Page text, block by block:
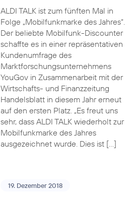
ALDI TALK ist zum fünften Mal in
Folge „Mobilfunkmarke des Jahres“.
Der beliebte Mobilfunk-Discounter
schaffte es in einer repräsentativen
Kundenumfrage des
Marktforschungsunternehmens
YouGov in Zusammenarbeit mit der
Wirtschafts- und Finanzzeitung
Handelsblatt in diesem Jahr erneut
auf den ersten Platz. „Es freut uns
sehr, dass ALDI TALK wiederholt zur
Mobilfunkmarke des Jahres
ausgezeichnet wurde. Dies ist […]
19. Dezember 2018